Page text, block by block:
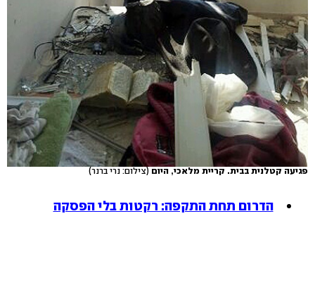
פגיעה קטלנית בבית. קריית מלאכי, היום (צילום: נרי ברנר)
הדרום תחת התקפה: רקטות בלי הפסקה